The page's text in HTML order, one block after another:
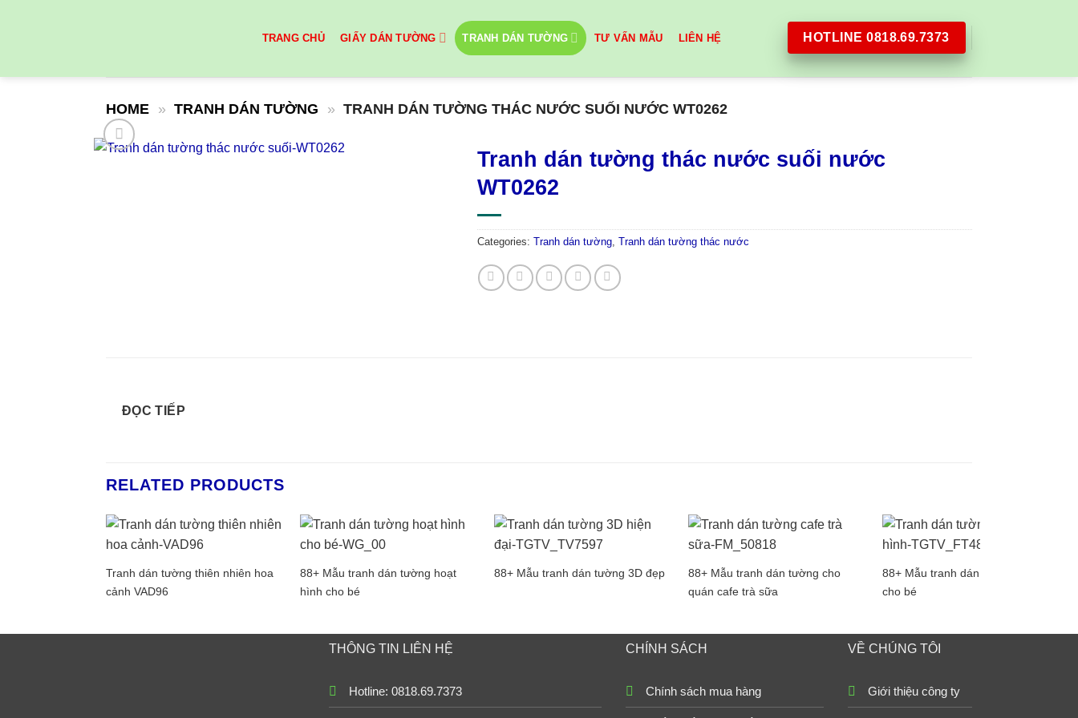
TRANG CHỦ GIẤY DÁN TƯỜNG TRANH DÁN TƯỜNG TƯ VẤN MẪU LIÊN HỆ HOTLINE 0818.69.7373
HOME » TRANH DÁN TƯỜNG » TRANH DÁN TƯỜNG THÁC NƯỚC SUỐI NƯỚC WT0262
Tranh dán tường thác nước suối nước
WT0262
Categories: Tranh dán tường, Tranh dán tường thác nước
ĐỌC TIẾP
RELATED PRODUCTS
Tranh dán tường thiên nhiên hoa
cảnh VAD96
88+ Mẫu tranh dán tường hoạt
hình cho bé
88+ Mẫu tranh dán tường 3D đẹp
88+ Mẫu tranh dán tường cho
quán cafe trà sữa
88+ Mẫu tranh dán tường xe hơi
cho bé
THÔNG TIN LIÊN HỆ
Hotline: 0818.69.7373
CHÍNH SÁCH
Chính sách mua hàng
VỀ CHÚNG TÔI
Giới thiệu công ty